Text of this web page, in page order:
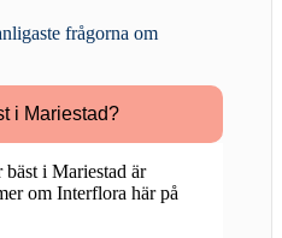
frågorna om
i Mariestad?
i Mariestad är
om Interflora här på